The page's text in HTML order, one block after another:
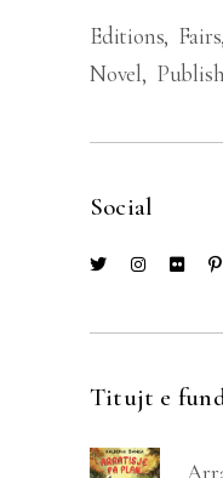
Editions Fairs
Novel
Social
Titujt e